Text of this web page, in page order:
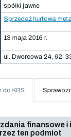
spółki jawne
Sprzedaż hurtowa
13 maja 2016 r.
ul. Dworcowa 24, 62-
do KRS
finansowe i
ten podmiot